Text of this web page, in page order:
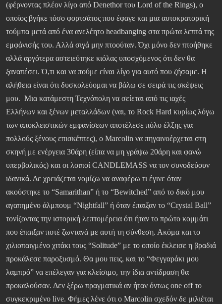
(φέρνοντας πλέον λίγο από Denethor του Lord of the Rings), ο
οποίος βγήκε τόσο φορτσάτος που έφαγε και μια αυτοκρατορική
τούμπα μετά από ένα ανελέητο headbanging στα πρώτα λεπτά της
εμφάνισής του. Αλλά σιγά μην πτοούταν. Όχι μόνο δεν πτοήθηκε
αλλά αργότερα αστειεύτηκε κιόλας υποσχόμενος ότι δεν θα
ξαναπέσει. Ό,τι και να πούμε είναι λίγο για αυτό που ζήσαμε. Η
αλήθεια είναι ότι δυσκολεύομαι να βάλω σε σειρά τις σκέψεις
μου. Μια κατάμεστη Τεχνόπολη να σείεται από τις ιαχές
Ελλήνων και ξένων μεταλλάδων (ναι, το Rock Hard κυρίως λόγω
των αποκλειστικών εμφανίσεων αποτέλεσε πόλο έλξης για
πολλούς ξένους επισκέπτες), ο Marcolin να πηγαινοέρχεται στη
σκηνή με ενέργεια 30άρη (είπα να μη γράψω 20άρη και φανώ
υπερβολικός) και οι λοιποί CANDLEMASS να τον συνοδεύουν
ιδανικά. Δε χρειάζεται νομίζω να αναφέρω τι έγινε όταν
ακούστηκε το “Samarithan” ή το “Bewitched” από το δικό μου
αγαπημένο άλμπουμ “Nightfall” ή όταν έπαιξαν το “Crystal Ball”
τονίζοντας την ιστορική λεπτομέρεια ότι ήταν το πρώτο κομμάτι
που έπαιξαν ποτέ ζωντανά με αυτή τη σύνθεση. Ακόμα και το
χιλιοπαιγμένο χιτάκι τους “Solitude” με το οποίο έκλεισε η βραδιά
προκάλεσε παροξυσμό. Θα μου πεις, και το “Φεγγαράκι μου
λαμπρό” να επέλεγαν για κλείσιμο, την ίδια αντίδραση θα
προκαλούσαν. Δεν ξέρω πραγματικά αν ήταν όντως one off το
συγκεκριμένο live. Φήμες λένε ότι ο Marcolin σχεδόν δε μιλιέται